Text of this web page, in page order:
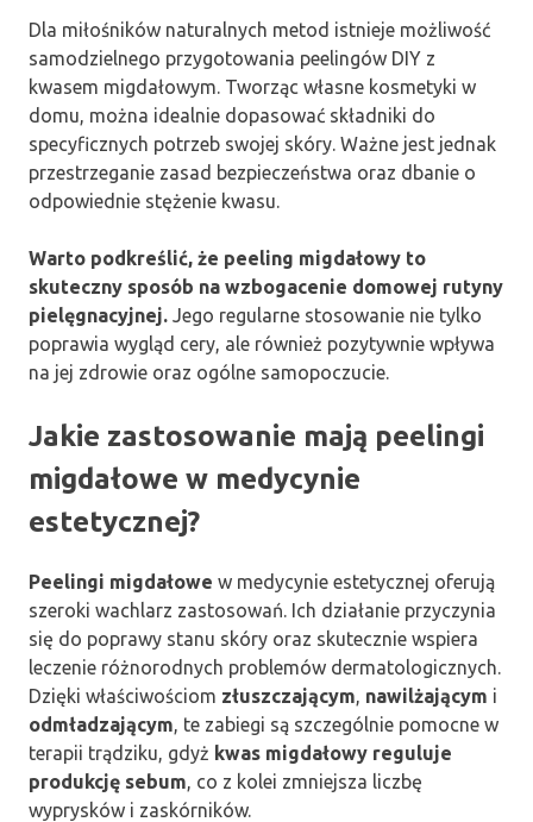
Dla miłośników naturalnych metod istnieje możliwość
samodzielnego przygotowania peelingów DIY z
kwasem migdałowym. Tworząc własne kosmetyki w
domu, można idealnie dopasować składniki do
specyficznych potrzeb swojej skóry. Ważne jest jednak
przestrzeganie zasad bezpieczeństwa oraz dbanie o
odpowiednie stężenie kwasu.
Warto podkreślić, że peeling migdałowy to
skuteczny sposób na wzbogacenie domowej rutyny
pielęgnacyjnej. Jego regularne stosowanie nie tylko
poprawia wygląd cery, ale również pozytywnie wpływa
na jej zdrowie oraz ogólne samopoczucie.
Jakie zastosowanie mają peelingi
migdałowe w medycynie
estetycznej?
Peelingi migdałowe w medycynie estetycznej oferują
szeroki wachlarz zastosowań. Ich działanie przyczynia
się do poprawy stanu skóry oraz skutecznie wspiera
leczenie różnorodnych problemów dermatologicznych.
Dzięki właściwościom złuszczającym, nawilżającym i
odmładzającym, te zabiegi są szczególnie pomocne w
terapii trądziku, gdyż kwas migdałowy reguluje
produkcję sebum, co z kolei zmniejsza liczbę
wyprysków i zaskórników.